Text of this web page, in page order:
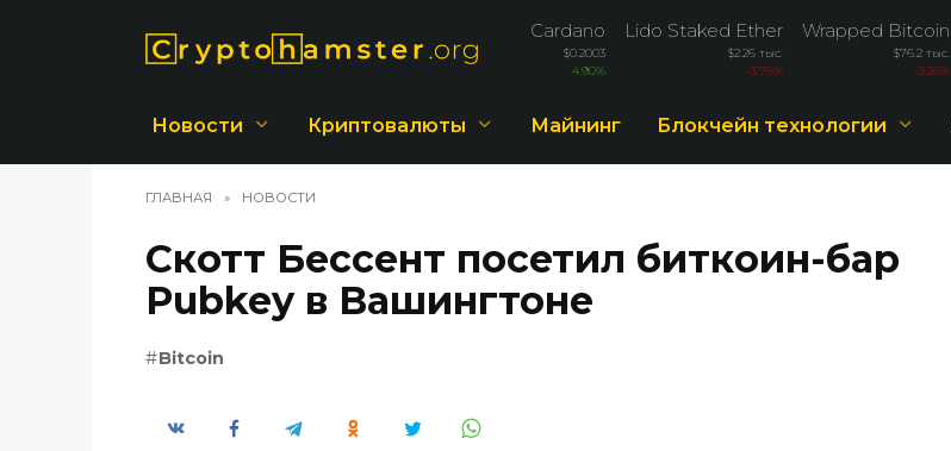
Cardano
$0.2003
4.90%
Lido Staked Ether
$2.26 тыс.
-3.76%
Wrapped Bitcoin
$76.2 тыс.
-3.26%
Новости Криптовалюты Майнинг Блокчейн технологии
ГЛАВНАЯ » НОВОСТИ
Скотт Бессент посетил биткоин-бар
Pubkey в Вашингтоне
Bitcoin